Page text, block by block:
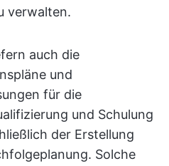
verwalten.
auch die
und
für die
und Schulung
der Erstellung
Solche